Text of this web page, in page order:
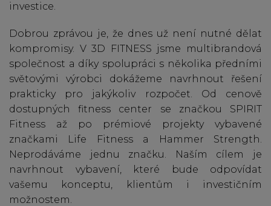
investice.
Dobrou zprávou je, že dnes už není nutné dělat
kompromisy. V 3D FITNESS jsme multibrandová
společnost a díky spolupráci s několika předními
světovými výrobci dokážeme navrhnout řešení
prakticky pro jakýkoliv rozpočet. Od cenově
dostupných fitness center se značkou SPIRIT
Fitness až po prémiové projekty vybavené
značkami Life Fitness a Hammer Strength.
Neprodáváme jednu značku. Naším cílem je
navrhnout vybavení, které bude odpovídat
vašemu konceptu, klientům i investičním
možnostem.